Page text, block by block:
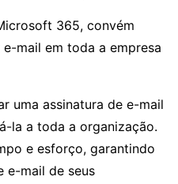
365, convém
mail em toda a empresa
uma assinatura de e-mail
la a toda a organização.
e esforço, garantindo
e-mail de seus